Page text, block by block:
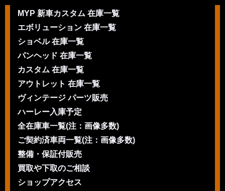
MYP 新車カスタム 在庫一覧
エボリューション 在庫一覧
ショベル 在庫一覧
パンヘッド 在庫一覧
カスタム 在庫一覧
アウトレット 在庫一覧
ヴィンテージ パーツ販売
ハーレー入庫予定
全在庫車一覧(注：画像多数)
ご契約済車両一覧(注：画像多数)
整備・保証付販売
買取や下取のご相談
ショップアクセス